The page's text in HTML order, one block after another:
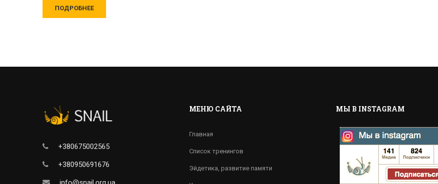
ПОДРОБНЕЕ
+380675002565
+380950691676
МЕНЮ САЙТА
Главная
Список тренингов
Эйдетика, развитие памяти
МЫ В INSTAGRAM